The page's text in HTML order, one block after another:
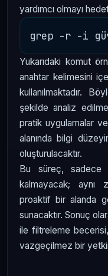
yardımcı olmayı
Yukarıdaki komut
anahtar kelimesini
kullanılmaktadır.
şekilde analiz
pratik uygulamalar
alanında bilgi
oluşturulacaktır.
Bu süreç, sadece
kalmayacak; aynı
proaktif bir alanda
sunacaktır. Sonuç
ile filtreleme
vazgeçilmez bir